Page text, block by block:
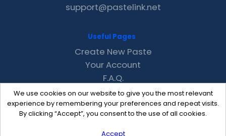
We use cookies on our website to give you the most relevant
experience by remembering your preferences and repeat visits.
By clicking “Accept”, you consent to the use of all cookies.
Accept
support@pastelink.net
Useful Pages
Create New Paste
Your Account
F.A.Q.
Recent
Contact